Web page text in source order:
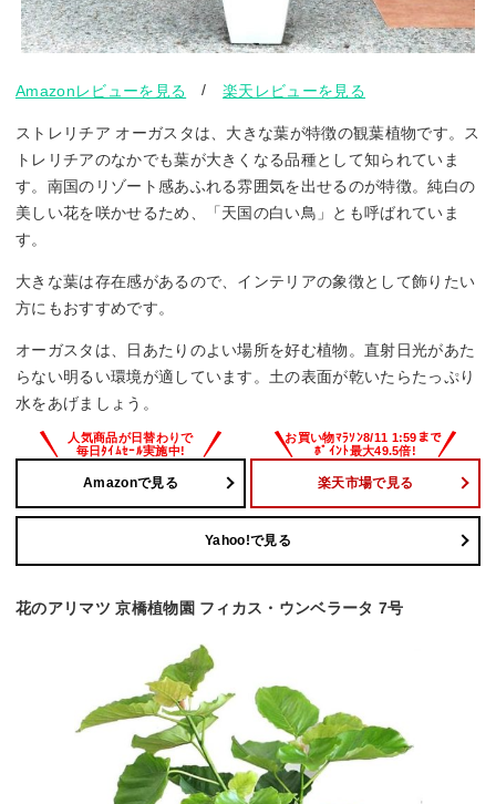
Amazonレビューを見る /楽天レビューを見る
ストレリチア オーガスタは、大きな葉が特徴の観葉植物です。ス
トレリチアのなかでも葉が大きくなる品種として知られていま
す。南国のリゾート感あふれる雰囲気を出せるのが特徴。純白の
美しい花を咲かせるため、「天国の白い鳥」とも呼ばれていま
す。
大きな葉は存在感があるので、インテリアの象徴として飾りたい
方にもおすすめです。
オーガスタは、日あたりのよい場所を好む植物。直射日光があた
らない明るい環境が適しています。土の表面が乾いたらたっぷり
水をあげましょう。
Amazonで見る 楽天市場で見る
Yahoo!で見る
花のアリマツ 京橋植物園 フィカス・ウンベラータ 7号